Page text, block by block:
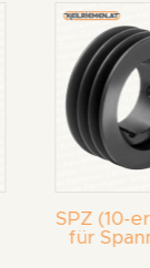
SPZ (10-
für